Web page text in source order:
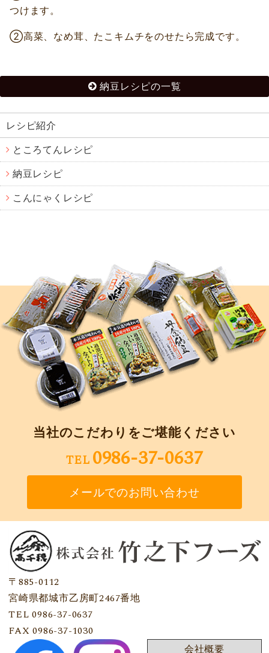
つけます。
②高菜、なめ茸、たこキムチをのせたら完成です。
納豆レシピの一覧
レシピ紹介
ところてんレシピ
納豆レシピ
こんにゃくレシピ
当社のこだわりをご堪能ください
TEL 0986-37-0637
メールでのお問い合わせ
〒885-0112
宮崎県都城市乙房町2467番地
TEL 0986-37-0637
FAX 0986-37-1030
会社概要